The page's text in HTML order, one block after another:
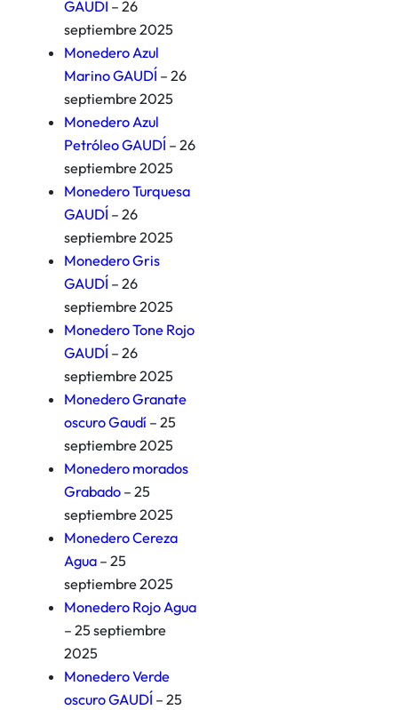
GAUDÍ – 26
septiembre 2025
Monedero Azul
Marino GAUDÍ – 26
septiembre 2025
Monedero Azul
Petróleo GAUDÍ – 26
septiembre 2025
Monedero Turquesa
GAUDÍ – 26
septiembre 2025
Monedero Gris
GAUDÍ – 26
septiembre 2025
Monedero Tone Rojo
GAUDÍ – 26
septiembre 2025
Monedero Granate
oscuro Gaudí – 25
septiembre 2025
Monedero morados
Grabado – 25
septiembre 2025
Monedero Cereza
Agua – 25
septiembre 2025
Monedero Rojo Agua
– 25 septiembre
2025
Monedero Verde
oscuro GAUDÍ – 25